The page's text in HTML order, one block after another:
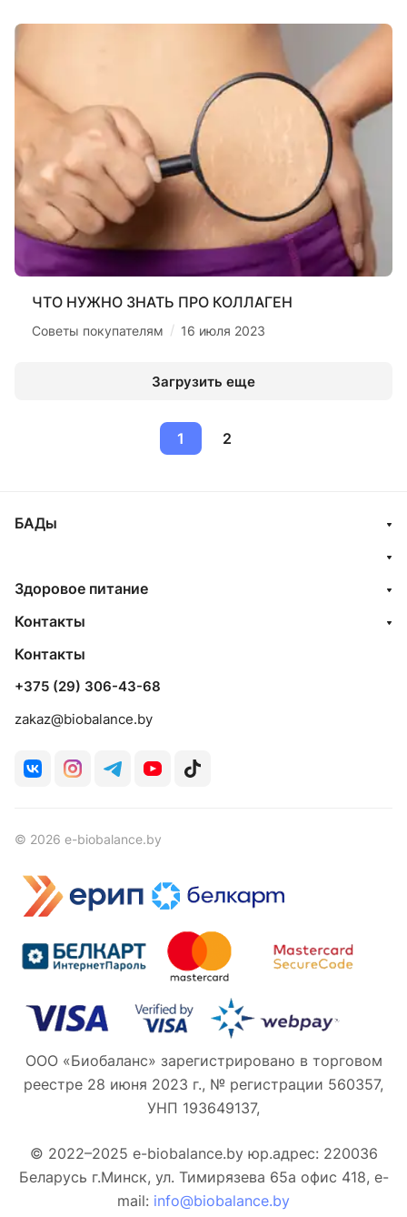
ЧТО НУЖНО ЗНАТЬ ПРО КОЛЛАГЕН
Советы покупателям / 16 июля 2023
Загрузить еще
1 2
БАДы
Здоровое питание
Контакты
Контакты
+375 (29) 306-43-68
zakaz@biobalance.by
© 2026 e-biobalance.by
ООО «Биобаланс» зарегистрировано в торговом
реестре 28 июня 2023 г., № регистрации 560357,
УНП 193649137,
© 2022–2025 e-biobalance.by юр.адрес: 220036
Беларусь г.Минск, ул. Тимирязева 65а офис 418, e-
mail: info@biobalance.by